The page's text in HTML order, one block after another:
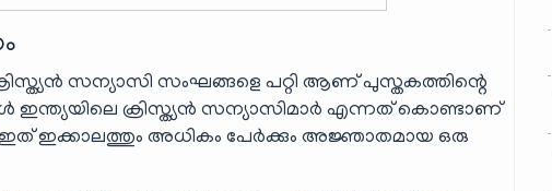
സന്യാസി സംഘങ്ങളെ പറ്റി ആണ് പുസ്തകത്തിന്റെ
ഇന്ത്യയിലെ ക്രിസ്ത്യൻ സന്യാസിമാർ എന്നത് കൊണ്ടാണ്
ഇത് ഇക്കാലത്തും അധികം പേർക്കും അജ്ഞാതമായ ഒരു